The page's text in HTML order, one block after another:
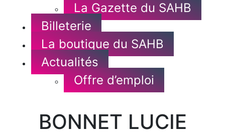
La Gazette du SAHB
Billeterie
La boutique du SAHB
Actualités
Offre d’emploi
BONNET LUCIE